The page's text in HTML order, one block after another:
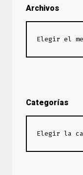
Archivos
Categorías